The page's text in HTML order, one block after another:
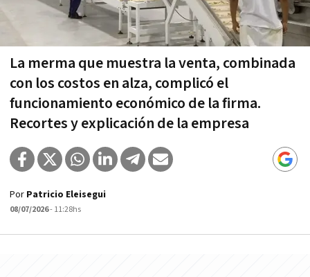
La merma que muestra la venta, combinada
con los costos en alza, complicó el
funcionamiento económico de la firma.
Recortes y explicación de la empresa
Por Patricio Eleisegui
08/07/2026- 11:28hs